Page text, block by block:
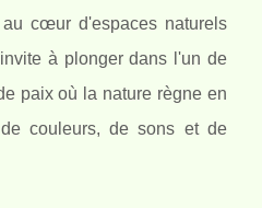
cœur d'espaces naturels
à plonger dans l'un de
paix où la nature règne en
couleurs, de sons et de